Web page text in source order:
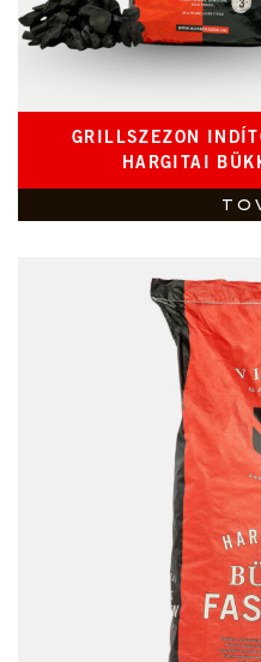
GRILLSZEZON
HARGITAI